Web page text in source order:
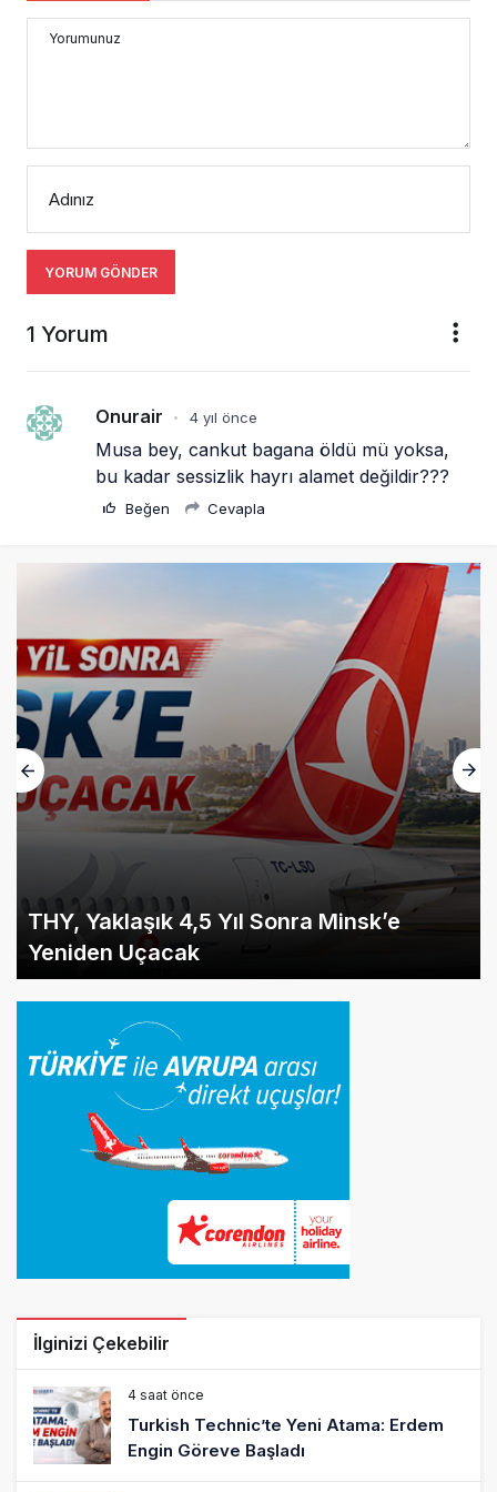
Yorumunuz
Adınız
YORUM GÖNDER
1 Yorum
Onurair • 4 yıl önce
Musa bey, cankut bagana öldü mü yoksa,
bu kadar sessizlik hayrı alamet değildir???
Beğen Cevapla
THY, Yaklaşık 4,5 Yıl Sonra Minsk’e
Yeniden Uçacak
İlginizi Çekebilir
4 saat önce
Turkish Technic’te Yeni Atama: Erdem
Engin Göreve Başladı